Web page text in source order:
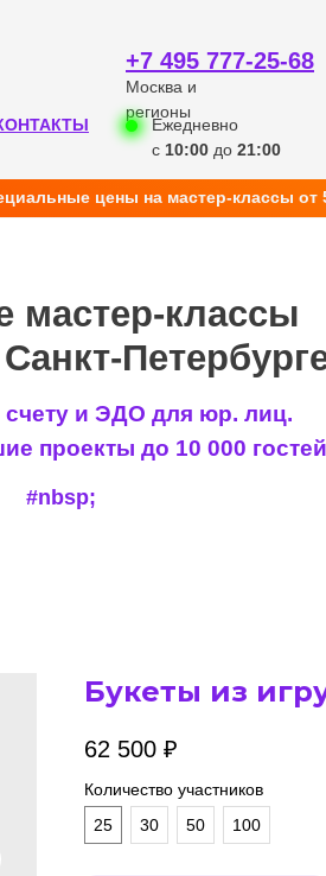
+7 495 777-25-68
Москва и
регионы
Ежедневно
с 10:00 до 21:00
цены на мастер-классы от
Петербурге
счету и ЭДО для юр. лиц.
проекты до 10 000 гостей
#nbsp;
Букеты из
62 500 ₽
Количество участников
25
30 50 100